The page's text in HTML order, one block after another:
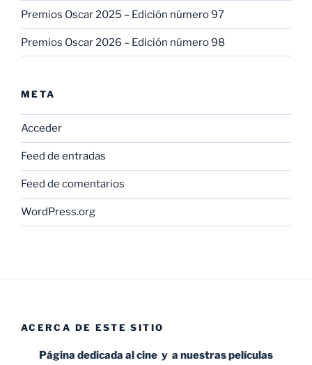
Premios Oscar 2025 – Edición número 97
Premios Oscar 2026 – Edición número 98
META
Acceder
Feed de entradas
Feed de comentarios
WordPress.org
ACERCA DE ESTE SITIO
Página dedicada al cine y a nuestras películas